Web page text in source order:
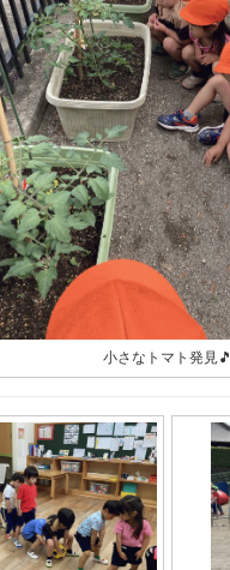
小さなトマト発見🎵